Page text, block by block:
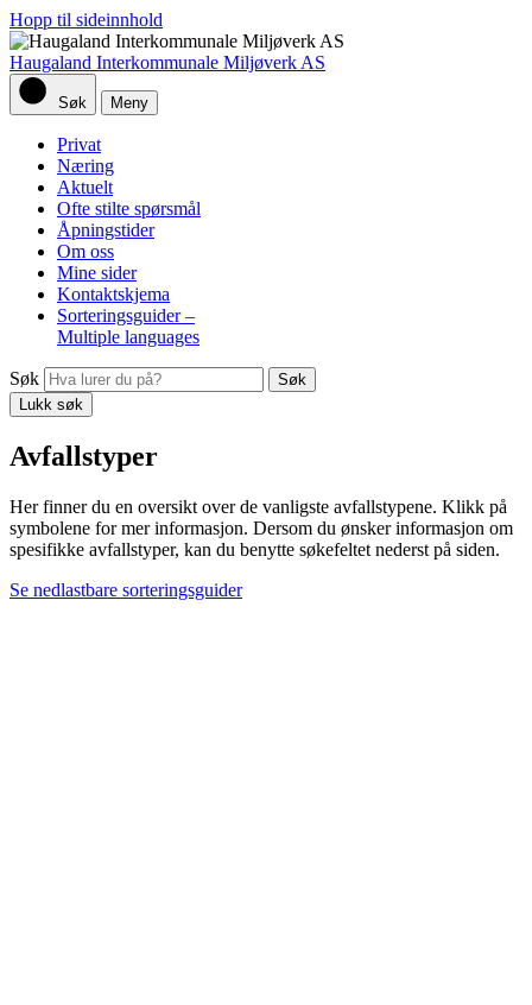
Hopp til sideinnhold
Haugaland Interkommunale Miljøverk AS
Søk Meny
Privat
Næring
Aktuelt
Ofte stilte spørsmål
Åpningstider
Om oss
Mine sider
Kontaktskjema
Sorteringsguider –
Multiple languages
Søk
Lukk søk
Avfallstyper
Her finner du en oversikt over de vanligste avfallstypene. Klikk på
symbolene for mer informasjon. Dersom du ønsker informasjon om
spesifikke avfallstyper, kan du benytte søkefeltet nederst på siden.
Se nedlastbare sorteringsguider